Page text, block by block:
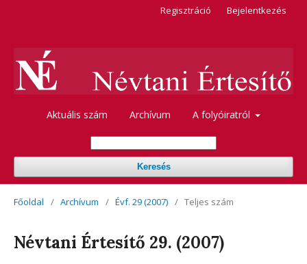
Aktuális szám Archívum A folyóiratról
Keresés
Regisztráció Bejelentkezés
Főoldal / Archívum / Évf. 29 (2007) / Teljes szám
Névtani Értesítő 29. (2007)